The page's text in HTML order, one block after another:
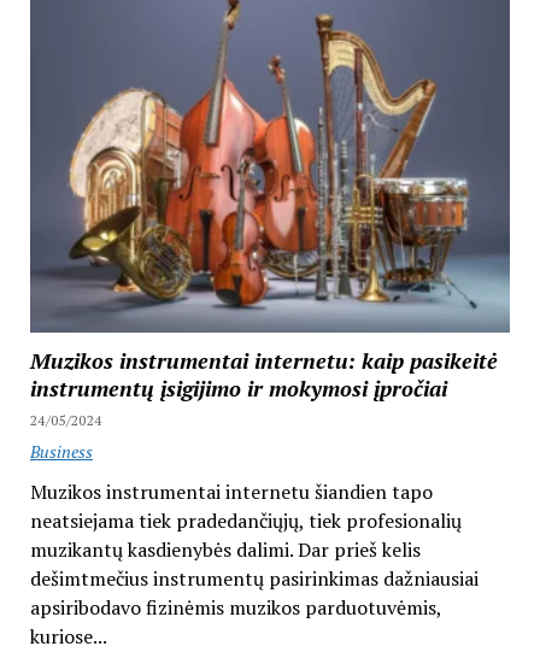
Muzikos instrumentai internetu: kaip pasikeitė
instrumentų įsigijimo ir mokymosi įpročiai
24/05/2024
Business
Muzikos instrumentai internetu šiandien tapo
neatsiejama tiek pradedančiųjų, tiek profesionalių
muzikantų kasdienybės dalimi. Dar prieš kelis
dešimtmečius instrumentų pasirinkimas dažniausiai
apsiribodavo fizinėmis muzikos parduotuvėmis,
kuriose...